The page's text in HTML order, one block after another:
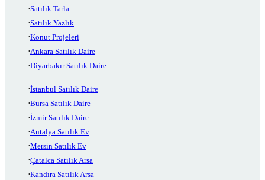
Satılık Tarla
Satılık Yazlık
Konut Projeleri
Ankara Satılık Daire
Diyarbakır Satılık Daire
İstanbul Satılık Daire
Bursa Satılık Daire
İzmir Satılık Daire
Antalya Satılık Ev
Mersin Satılık Ev
Çatalca Satılık Arsa
Kandıra Satılık Arsa